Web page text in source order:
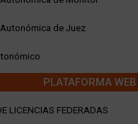
de Juez
PLATAFORMA
LICENCIAS FEDERADAS